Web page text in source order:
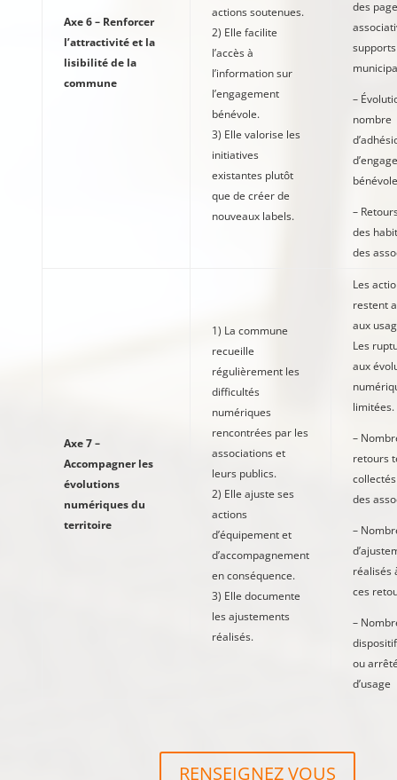
Axe 6 – Renforcer
l’attractivité et la
lisibilité de la
commune
actions soutenues.
2) Elle facilite
l’accès à
l’information sur
l’engagement
bénévole.
3) Elle valorise les
initiatives
existantes plutôt
que de créer de
nouveaux labels.
des
supports
–
nombre
–
des
des
Axe 7 –
Accompagner les
évolutions
numériques du
territoire
1) La commune
recueille
régulièrement les
difficultés
numériques
rencontrées par les
associations et
leurs publics.
2) Elle ajuste ses
actions
d’équipement et
d’accompagnement
en conséquence.
3) Elle documente
les ajustements
réalisés.
Les
restent
aux
Les
aux
limitées.
–
retours
des
–
réalisés
ces
–
ou
d’usage
RENSEIGNEZ VOUS